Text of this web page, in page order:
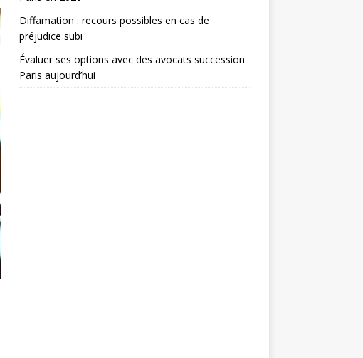
Diffamation : recours possibles en cas de
préjudice subi
Évaluer ses options avec des avocats succession
Paris aujourd’hui